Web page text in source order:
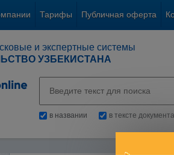
Тарифы Публичная оферта
и экспертные системы
УЗБЕКИСТАНА
в названии в тексте документа